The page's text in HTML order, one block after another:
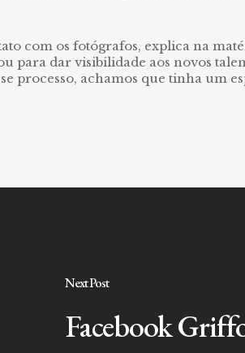
com os fotógrafos, explica na
para dar visibilidade aos novos
processo, achamos que tinha um
Next Post
Facebook